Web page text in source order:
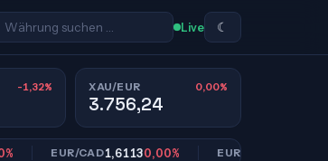
Live ☾
-1,32% XAU/EUR 0,00%
3.756,24
EUR/CAD1,61130,00% EUR/SEK10,9534